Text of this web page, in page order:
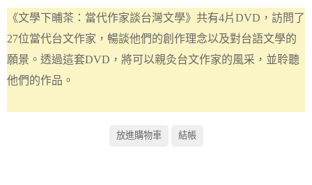
《文學下晡茶：當代作家談台灣文學》共有4片DVD，訪問了
27位當代台文作家，暢談他們的創作理念以及對台語文學的
願景。透過這套DVD，將可以親灸台文作家的風采，並聆聽
他們的作品。